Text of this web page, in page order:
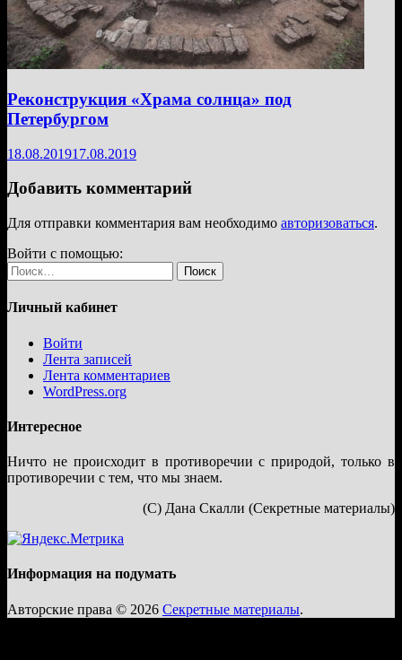
Реконструкция «Храма солнца» под
Петербургом
18.08.201917.08.2019
Добавить комментарий
Для отправки комментария вам необходимо авторизоваться.
Войти с помощью:
Найти:
Личный кабинет
Войти
Лента записей
Лента комментариев
WordPress.org
Интересное
Ничто не происходит в противоречии с природой, только в
противоречии с тем, что мы знаем.
(С) Дана Скалли (Секретные материалы)
Информация на подумать
Авторские права © 2026 Секретные материалы.